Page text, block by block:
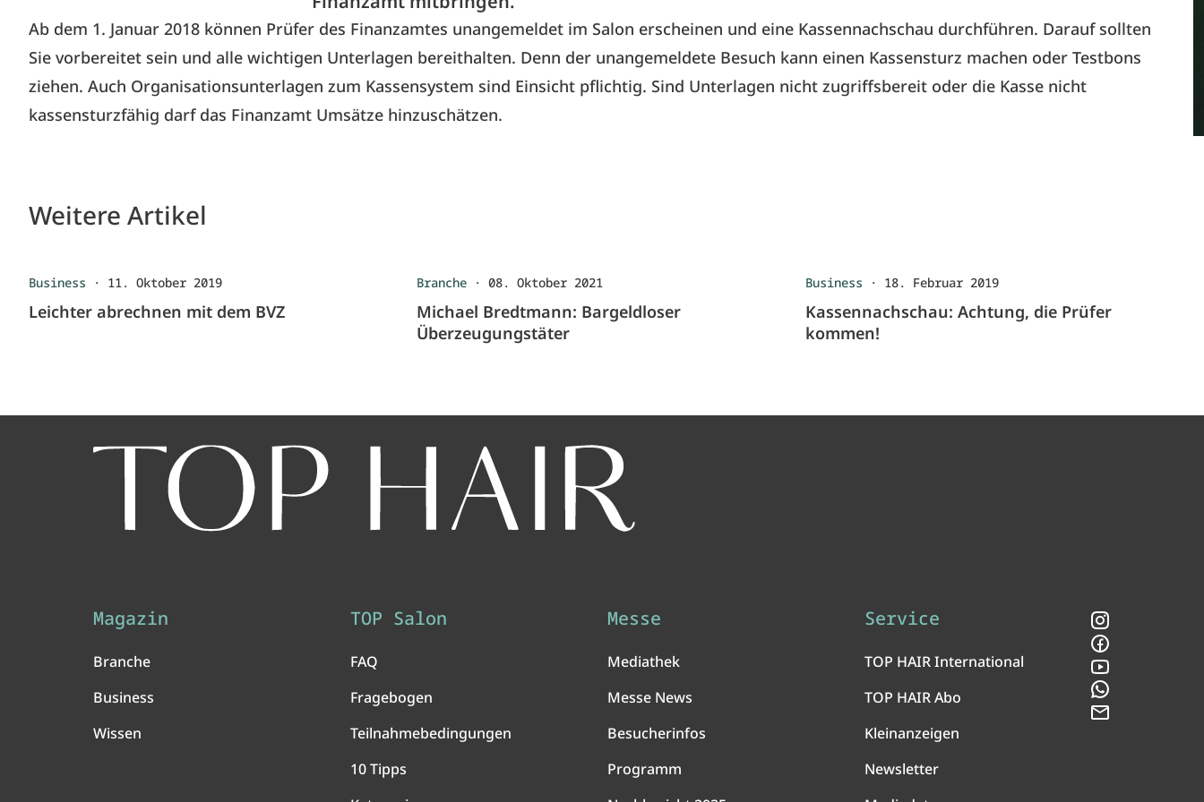
Ab dem 1. Januar 2018 können Prüfer des Finanzamtes unangemeldet im Salon erscheinen und eine Kassennachschau durchführen. Darauf sollten
Sie vorbereitet sein und alle wichtigen Unterlagen bereithalten. Denn der unangemeldete Besuch kann einen Kassensturz machen oder Testbons
ziehen. Auch Organisationsunterlagen zum Kassensystem sind Einsicht pflichtig. Sind Unterlagen nicht zugriffsbereit oder die Kasse nicht
kassensturzfähig darf das Finanzamt Umsätze hinzuschätzen.
Weitere Artikel
Business · 11. Oktober 2019
Leichter abrechnen mit dem BVZ
Branche ·08. Oktober 2021
Michael Bredtmann: Bargeldloser
Überzeugungstäter
Business · 18. Februar 2019
Kassennachschau: Achtung, die Prüfer
kommen!
Magazin
Branche
Business
Wissen
TOP Salon
FAQ
Fragebogen
Teilnahmebedingungen
10 Tipps
Messe
Mediathek
Messe News
Besucherinfos
Programm
Service
TOP HAIR International
TOP HAIR Abo
Kleinanzeigen
Newsletter